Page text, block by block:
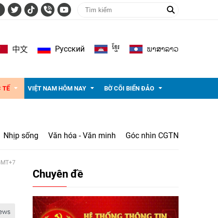
中文 Pусский ខ្មែរ ພາ​ສາ​ລາວ
TẾ VIỆT NAM HÔM NAY BỜ CÕI BIỂN ĐẢO
Nhịp sống Văn hóa - Văn minh Góc nhìn CGTN
Chuyên đề